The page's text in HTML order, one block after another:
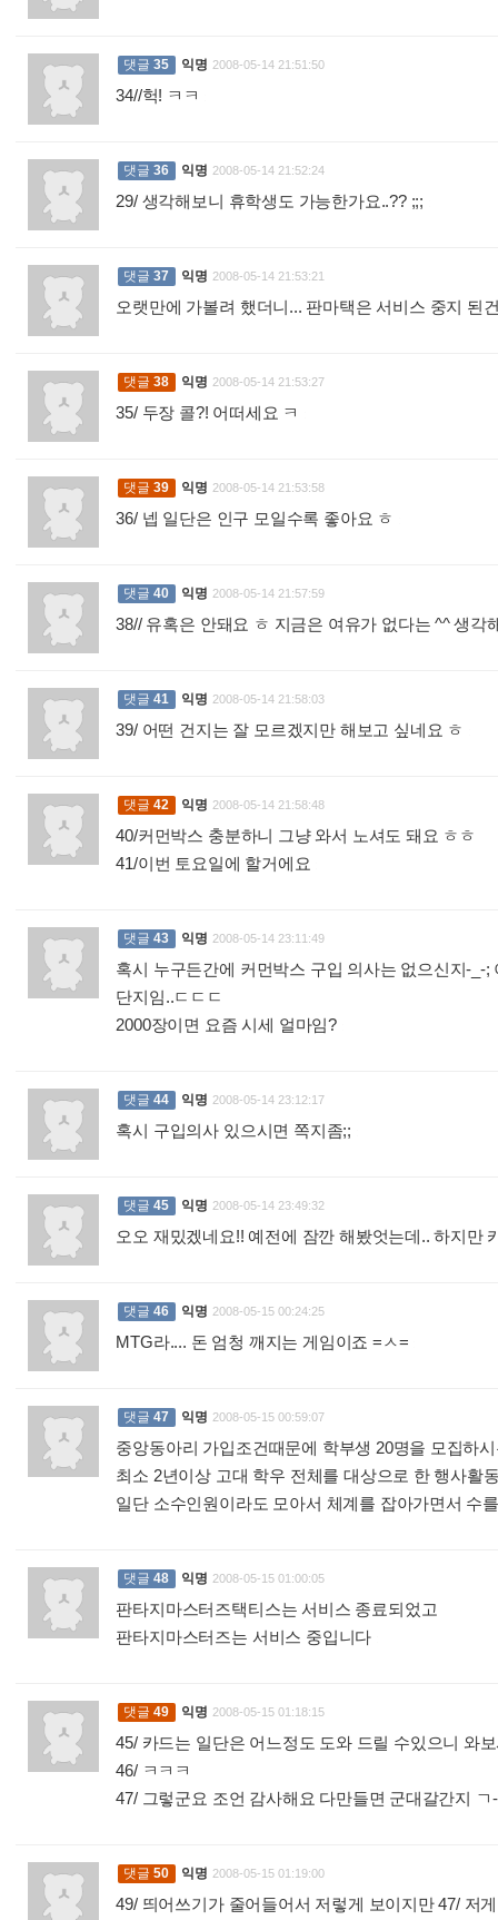
댓글 35 익명 2008-05-14 21:51:50
34//헉! ㅋㅋ
댓글 36 익명 2008-05-14 21:52:24
29/ 생각해보니 휴학생도 가능한가요..?? ;;;
댓글 37 익명 2008-05-14 21:53:21
오랫만에 가볼려 했더니... 판마택은 서비스 중지 된
댓글 38 익명 2008-05-14 21:53:27
35/ 두장 콜?! 어떠세요 ㅋ
댓글 39 익명 2008-05-14 21:53:58
36/ 넵 일단은 인구 모일수록 좋아요 ㅎ
댓글 40 익명 2008-05-14 21:57:59
38// 유혹은 안돼요 ㅎ 지금은 여유가 없다는 ^^ 생각
댓글 41 익명 2008-05-14 21:58:03
39/ 어떤 건지는 잘 모르겠지만 해보고 싶네요 ㅎ
댓글 42 익명 2008-05-14 21:58:48
40/커먼박스 충분하니 그냥 와서 노셔도 돼요 ㅎㅎ
41/이번 토요일에 할거에요
댓글 43 익명 2008-05-14 23:11:49
혹시 누구든간에 커먼박스 구입 의사는 없으신지-_-
단지임..ㄷㄷㄷ
2000장이면 요즘 시세 얼마임?
댓글 44 익명 2008-05-14 23:12:17
혹시 구입의사 있으시면 쪽지좀;;
댓글 45 익명 2008-05-14 23:49:32
오오 재밌겠네요!! 예전에 잠깐 해봤엇는데.. 하지만
댓글 46 익명 2008-05-15 00:24:25
MTG라.... 돈 엄청 깨지는 게임이죠 =ㅅ=
댓글 47 익명 2008-05-15 00:59:07
중앙동아리 가입조건때문에 학부생 20명을 모집하
최소 2년이상 고대 학우 전체를 대상으로 한 행사활
일단 소수인원이라도 모아서 체계를 잡아가면서 수
댓글 48 익명 2008-05-15 01:00:05
판타지마스터즈택티스는 서비스 종료되었고
판타지마스터즈는 서비스 중입니다
댓글 49 익명 2008-05-15 01:18:15
45/ 카드는 일단은 어느정도 도와 드릴 수있으니 와
46/ ㅋㅋㅋ
47/ 그렇군요 조언 감사해요 다만들면 군대갈간지
댓글 50 익명 2008-05-15 01:19:00
49/ 띄어쓰기가 줄어들어서 저렇게 보이지만 47/ 저